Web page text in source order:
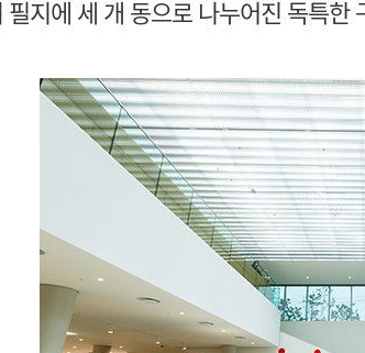
필지에 세 개 동으로 나누어진 독특한